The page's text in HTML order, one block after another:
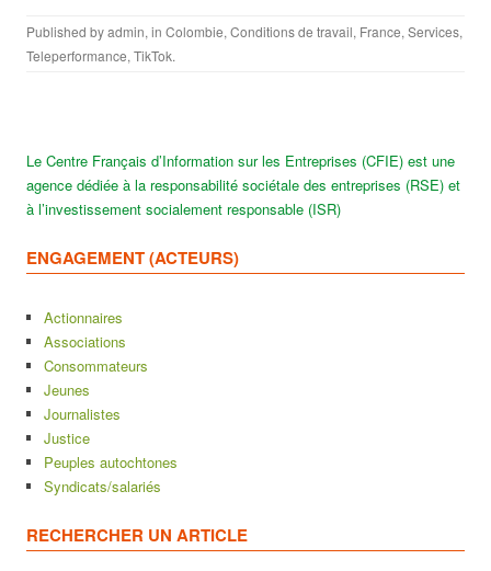
Published byadmin, in Colombie, Conditions de travail, France, Services,
Teleperformance, TikTok.
Le Centre Français d’Information sur les Entreprises (CFIE) est une
agence dédiée à la responsabilité sociétale des entreprises (RSE) et
à l’investissement socialement responsable (ISR)
ENGAGEMENT (ACTEURS)
Actionnaires
Associations
Consommateurs
Jeunes
Journalistes
Justice
Peuples autochtones
Syndicats/salariés
RECHERCHER UN ARTICLE